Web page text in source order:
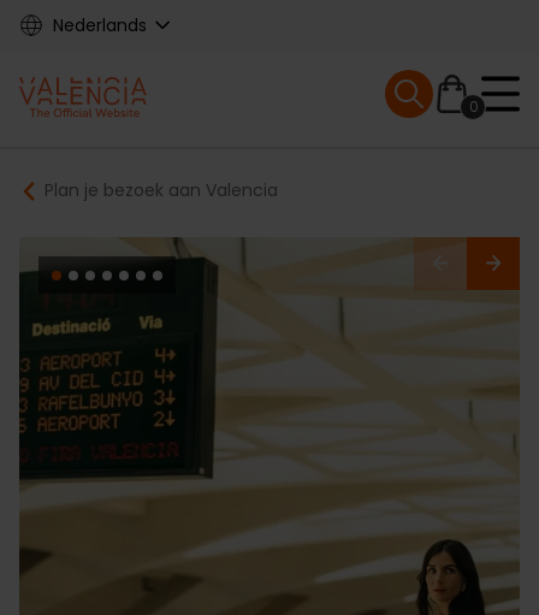
Skip
content
Nederlands
Main
navigation
0
Mobile menu
Breadcrumb
Plan je bezoek aan Valencia